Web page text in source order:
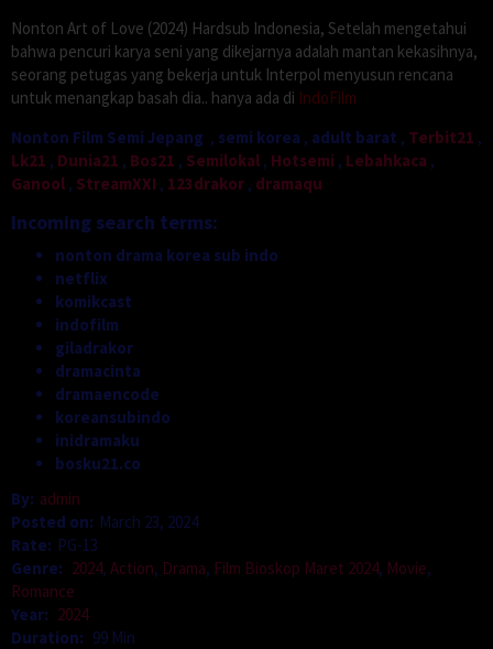
Nonton Art of Love (2024) Hardsub Indonesia, Setelah mengetahui
bahwa pencuri karya seni yang dikejarnya adalah mantan kekasihnya,
seorang petugas yang bekerja untuk Interpol menyusun rencana
untuk menangkap basah dia.. hanya ada di IndoFilm
Nonton Film Semi Jepang , semi korea , adult barat , Terbit21 ,
Lk21 , Dunia21 , Bos21 , Semilokal , Hotsemi , Lebahkaca ,
Ganool , StreamXXI , 123drakor , dramaqu
Incoming search terms:
nonton drama korea sub indo
netflix
komikcast
indofilm
giladrakor
dramacinta
dramaencode
koreansubindo
inidramaku
bosku21.co
By: admin
Posted on: March 23, 2024
Rate: PG-13
Genre: 2024, Action, Drama, Film Bioskop Maret 2024, Movie,
Romance
Year: 2024
Duration: 99 Min